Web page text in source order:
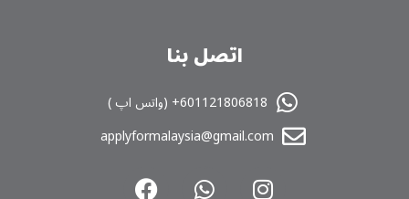
اتصل بنا
601121806818+ (واتس اپ )
applyformalaysia@gmail.com